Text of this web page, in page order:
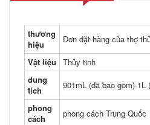
thương
hiệu
Đơn đặt hàng của thợ
Vật liệu
Thủy tinh
dung
tích
901mL (đã bao gồm)-1L
phong
cách
phong cách Trung Quốc